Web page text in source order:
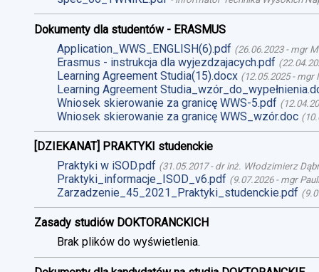
Dokumenty dla studentów - ERASMUS
Application_WWS_ENGLISH(6).pdf (26.06.2023- mgr
Erasmus - instrukcja dla wyjezdzajacych.pdf (
Learning Agreement Studia(15).docx (12.05.2025- mgr
Learning Agreement
Wniosek skierowanie za granicę WWS-5.pdf (
Wniosek skierowanie za granicę WWS_wzór.doc (
[DZIEKANAT] PRAKTYKI studenckie
Praktyki w iSOD.pdf (31.05.2017- dr inż. Włodzimierz
Praktyki_informacje_ISOD_v6.pdf (9.07.2026- mgr
Zarzadzenie_45_2021_Praktyki_studenckie.pdf (
Zasady studiów DOKTORANCKICH
Brak plików do wyświetlenia.